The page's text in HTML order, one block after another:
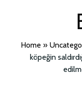
Home »
köpeğin